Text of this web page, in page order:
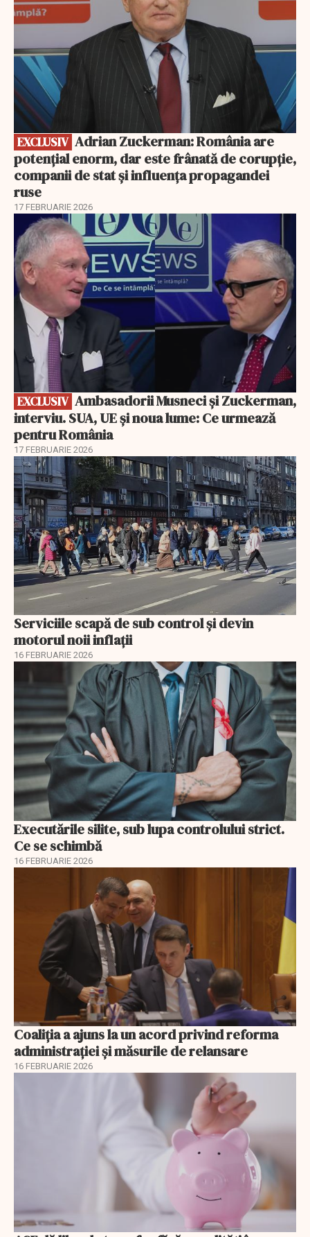
EXCLUSIV
potențial enorm, dar este frânată de corupție,
companii de stat și influența propagandei
ruse
17 FEBRUARIE 2026
EXCLUSIV
EXCLUSIV
interviu. SUA, UE și noua lume: Ce urmează
pentru România
17 FEBRUARIE 2026
Serviciile scapă de sub control și devin
motorul noii inflații
16 FEBRUARIE 2026
Executările silite, sub lupa controlului strict.
Ce se schimbă
16 FEBRUARIE 2026
Coaliția a ajuns la un acord privind reforma
administrației și măsurile de relansare
16 FEBRUARIE 2026